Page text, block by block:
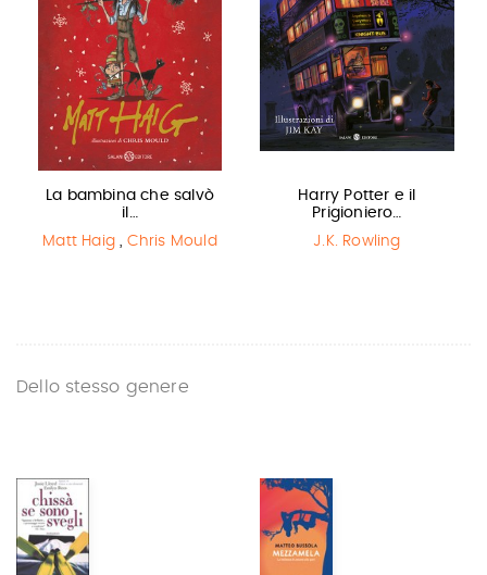
La bambina che salvò
il…
Matt Haig , Chris Mould
Harry Potter e il
Prigioniero…
J.K. Rowling
Dello stesso genere